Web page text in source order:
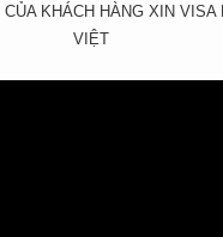
KHÁCH HÀNG XIN VISA
VIỆT